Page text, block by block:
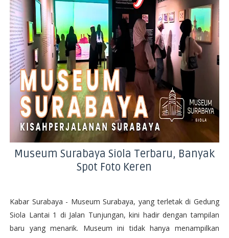
Museum Surabaya Siola Terbaru, Banyak
Spot Foto Keren
Kabar Surabaya - Museum Surabaya, yang terletak di Gedung
Siola Lantai 1 di Jalan Tunjungan, kini hadir dengan tampilan
baru yang menarik. Museum ini tidak hanya menampilkan